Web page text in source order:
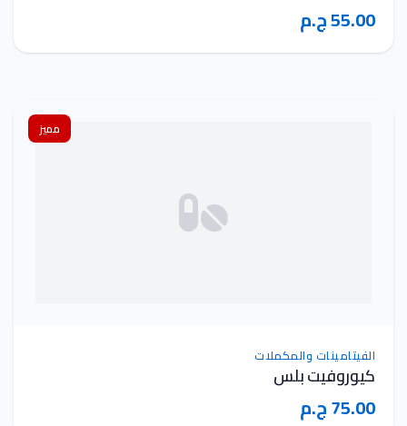
55.00 ج.م
مميز
الفيتامينات والمكملات
كيوروفيت بلس
75.00 ج.م